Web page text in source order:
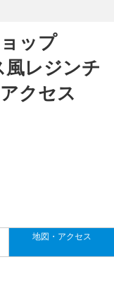
ップ
レジンチ
クセス
地図・アクセス